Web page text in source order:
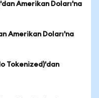
Amerikan Doları'na
Amerikan Doları'na
Tokenized)'dan